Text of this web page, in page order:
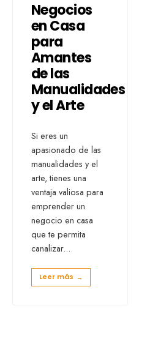
Negocios
en Casa
para
Amantes
de las
Manualidades
y el Arte
Si eres un
apasionado de las
manualidades y el
arte, tienes una
ventaja valiosa para
emprender un
negocio en casa
que te permita
canalizar...
Leer más →